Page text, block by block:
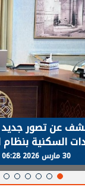
توقف الأنشطة
لعودة معدلات